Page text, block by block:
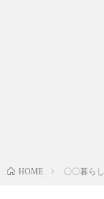
HOME 〇〇暮らし